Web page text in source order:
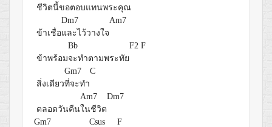
ชีวิตนี้ขอตอบแทนพระคุณ
Dm7
Am7
ข้าเชื่อและไว้วางใจ
Bb
F2 F
ข้าพร้อมจะทำตามพระทัย
Gm7
C
สิ่งเดียวที่จะทำ
Am7
Dm7
ตลอดวันคืนในชีวิต
Gm7
Csus
F